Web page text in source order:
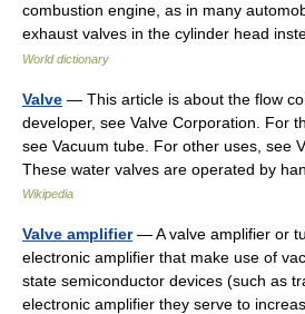
combustion engine, as in many
exhaust valves in the cylinder head
World dictionary
Valve — This article is about the flow
developer, see Valve Corporation. For
see Vacuum tube. For other uses, see
These water valves are operated by
Wikipedia
Valve amplifier— A valve amplifier or
electronic amplifier that make use of
state semiconductor devices (such as
electronic amplifier they serve to